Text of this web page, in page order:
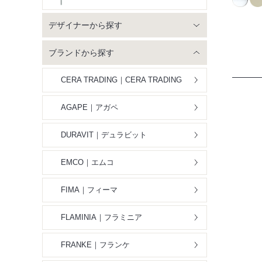
デザイナーから探す
ブランドから探す
CERA TRADING｜CERA TRADING
AGAPE｜アガペ
DURAVIT｜デュラビット
EMCO｜エムコ
FIMA｜フィーマ
FLAMINIA｜フラミニア
FRANKE｜フランケ